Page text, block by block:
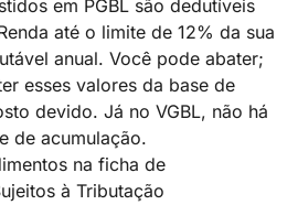
em PGBL são dedutíveis
até o limite de 12% da sua
anual. Você pode abater;
esses valores da base de
devido. Já no VGBL, não há
de acumulação.
na ficha de
à Tributação